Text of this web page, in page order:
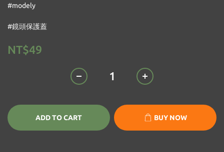
#modely
#鏡頭保護蓋
NT$49
ADD TO CART BUY NOW